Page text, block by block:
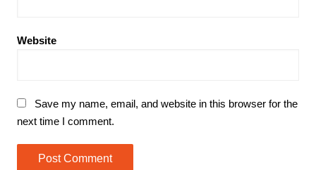
Website
Save my name, email, and website in this browser for the
next time I comment.